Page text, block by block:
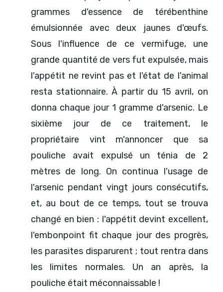
grammes d'essence de térébenthine
émulsionnée avec deux jaunes d'œufs.
Sous l'influence de ce vermifuge, une
grande quantité de vers fut expulsée, mais
l'appétit ne revint pas et l'état de l'animal
resta stationnaire. À partir du 15 avril, on
donna chaque jour 1 gramme d'arsenic. Le
sixième jour de ce traitement, le
propriétaire vint m'annoncer que sa
pouliche avait expulsé un ténia de 2
mètres de long. On continua l'usage de
l'arsenic pendant vingt jours consécutifs,
et, au bout de ce temps, tout se trouva
changé en bien : l'appétit devint excellent,
l'embonpoint fit chaque jour des progrès,
les parasites disparurent ; tout rentra dans
les limites normales. Un an après, la
pouliche était méconnaissable !